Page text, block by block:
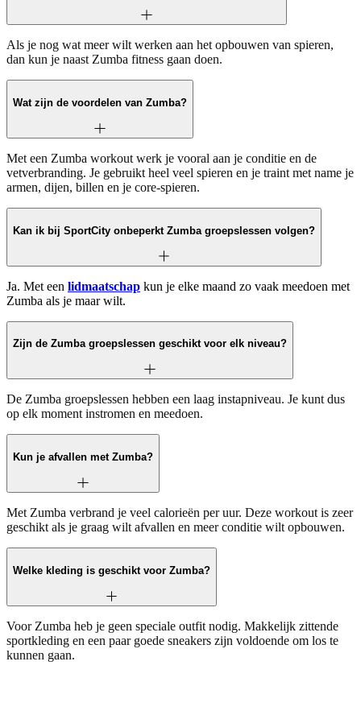
Als je nog wat meer wilt werken aan het opbouwen van spieren,
dan kun je naast Zumba fitness gaan doen.
Wat zijn de voordelen van Zumba?
Met een Zumba workout werk je vooral aan je conditie en de
vetverbranding. Je gebruikt heel veel spieren en je traint met name je
armen, dijen, billen en je core-spieren.
Kan ik bij SportCity onbeperkt Zumba groepslessen volgen?
Ja. Met een lidmaatschap kun je elke maand zo vaak meedoen met
Zumba als je maar wilt.
Zijn de Zumba groepslessen geschikt voor elk niveau?
De Zumba groepslessen hebben een laag instapniveau. Je kunt dus
op elk moment instromen en meedoen.
Kun je afvallen met Zumba?
Met Zumba verbrand je veel calorieën per uur. Deze workout is zeer
geschikt als je graag wilt afvallen en meer conditie wilt opbouwen.
Welke kleding is geschikt voor Zumba?
Voor Zumba heb je geen speciale outfit nodig. Makkelijk zittende
sportkleding en een paar goede sneakers zijn voldoende om los te
kunnen gaan.